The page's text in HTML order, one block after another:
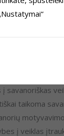
teikimo
analizė bei
į savanoriškas
taikoma
į veiklas